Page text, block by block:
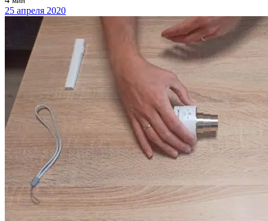
25 апреля 2020